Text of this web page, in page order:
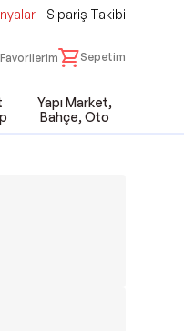
Sipariş Takibi
Favorilerim Sepetim
Yapı Market,
Bahçe, Oto